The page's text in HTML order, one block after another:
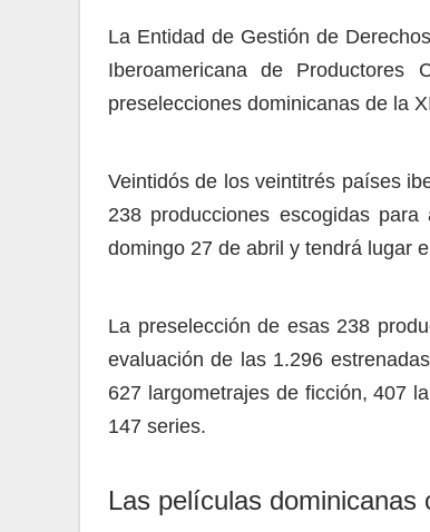
La Entidad de Gestión de
Iberoamericana de Productores
preselecciones dominicanas de la
Veintidós de los veintitrés países
238 producciones escogidas
domingo 27 de abril y tendrá lugar
La preselección de esas 238
evaluación de las 1.296
627 largometrajes de ficción, 407
147 series.
Las películas dominicanas